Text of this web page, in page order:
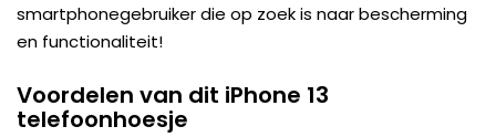
smartphonegebruiker die op zoek is naar bescherming
en functionaliteit!
Voordelen van dit iPhone 13
telefoonhoesje